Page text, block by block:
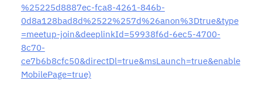
%25225d8887ec-fca8-4261-846b-
0d8a128bad8d%2522%257d%26anon%3Dtrue&type
=meetup-join&deeplinkId=59938f6d-6ec5-4700-
8c70-
ce7b6b8cfc50&directDl=true&msLaunch=true&enable
MobilePage=true)